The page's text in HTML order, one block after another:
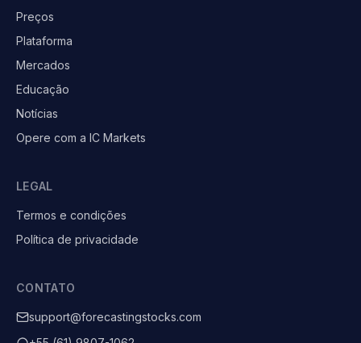
Preços
Plataforma
Mercados
Educação
Notícias
Opere com a IC Markets
LEGAL
Termos e condições
Política de privacidade
CONTATO
support@forecastingstocks.com